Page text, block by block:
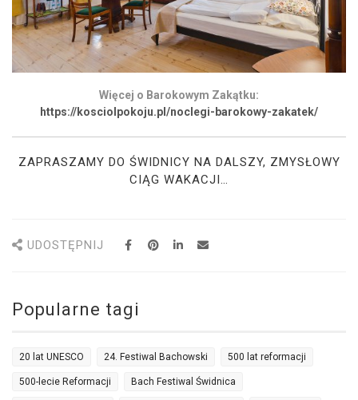
Więcej o Barokowym Zakątku:
https://kosciolpokoju.pl/noclegi-barokowy-zakatek/
ZAPRASZAMY DO ŚWIDNICY NA DALSZY, ZMYSŁOWY
CIĄG WAKACJI…
UDOSTĘPNIJ
Popularne tagi
20 lat UNESCO 24. Festiwal Bachowski 500 lat reformacji
500-lecie Reformacji Bach Festiwal Świdnica